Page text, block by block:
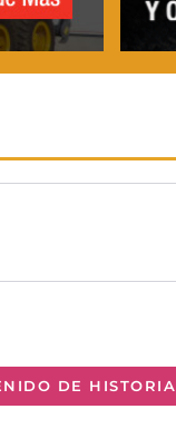
DE HISTORIA